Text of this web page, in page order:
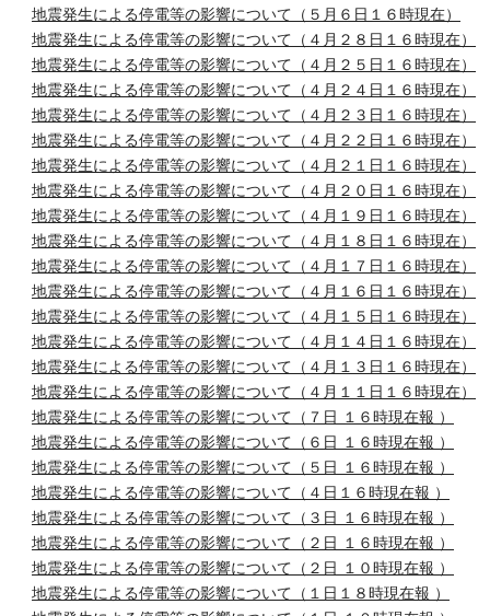
地震発生による停電等の影響について（５月６日１６時現在）
地震発生による停電等の影響について（４月２８日１６時現在）
地震発生による停電等の影響について（４月２５日１６時現在）
地震発生による停電等の影響について（４月２４日１６時現在）
地震発生による停電等の影響について（４月２３日１６時現在）
地震発生による停電等の影響について（４月２２日１６時現在）
地震発生による停電等の影響について（４月２１日１６時現在）
地震発生による停電等の影響について（４月２０日１６時現在）
地震発生による停電等の影響について（４月１９日１６時現在）
地震発生による停電等の影響について（４月１８日１６時現在）
地震発生による停電等の影響について（４月１７日１６時現在）
地震発生による停電等の影響について（４月１６日１６時現在）
地震発生による停電等の影響について（４月１５日１６時現在）
地震発生による停電等の影響について（４月１４日１６時現在）
地震発生による停電等の影響について（４月１３日１６時現在）
地震発生による停電等の影響について（４月１１日１６時現在）
地震発生による停電等の影響について（７日 １６時現在報 ）
地震発生による停電等の影響について（６日 １６時現在報 ）
地震発生による停電等の影響について（５日 １６時現在報 ）
地震発生による停電等の影響について（４日１６時現在報 ）
地震発生による停電等の影響について（３日 １６時現在報 ）
地震発生による停電等の影響について（２日 １６時現在報 ）
地震発生による停電等の影響について（２日 １０時現在報 ）
地震発生による停電等の影響について（１日１８時現在報 ）